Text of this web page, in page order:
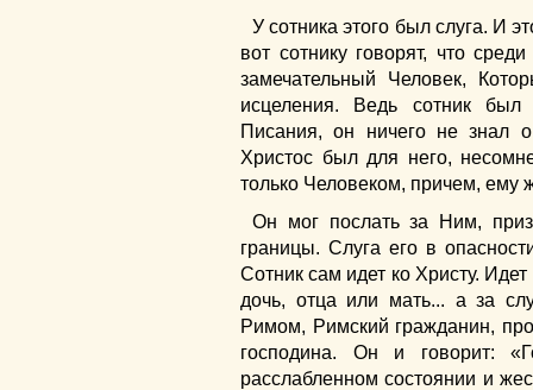
У сотника этого был слуга. И
вот сотнику говорят, что
замечательный Человек,
исцеления. Ведь сотник
Писания, он ничего не знал
Христос был для него,
только Человеком, причем, ему
Он мог послать за Ним,
границы. Слуга его в
Сотник сам идет ко Христу.
дочь, отца или мать... а за
Римом, Римский гражданин,
господина. Он и говорит:
расслабленном состоянии и